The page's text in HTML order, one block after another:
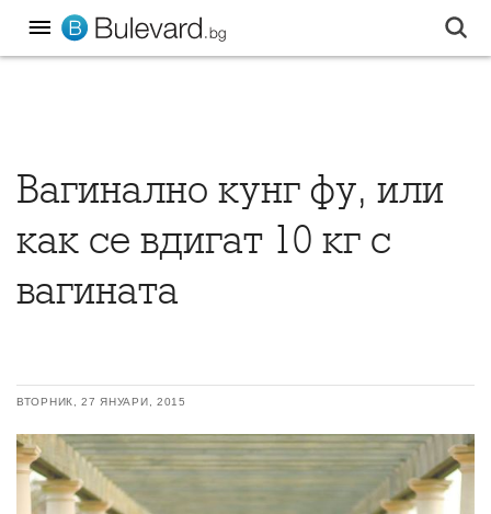
Вагинално кунг фу, или
как се вдигат 10 кг с
вагината
ВТОРНИК, 27 ЯНУАРИ, 2015